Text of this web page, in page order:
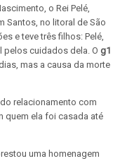
o Rei Pelé,
Santos, no litoral de São
e teve três filhos: Pelé,
pelos cuidados dela. O g1
mas a causa da morte
relacionamento com
quem ela foi casada até
uma homenagem